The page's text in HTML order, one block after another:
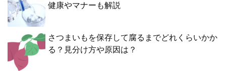
健康やマナーも解説
さつまいもを保存して腐るまでどれくらいかか
る？見分け方や原因は？